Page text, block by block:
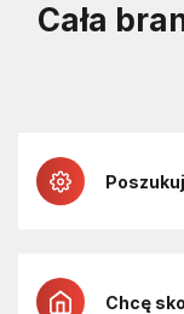
Cała
Chcę